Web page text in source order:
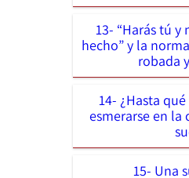
13- “Harás tú y
hecho” y la
robada
14- ¿Hasta
esmerarse en la
15- Una